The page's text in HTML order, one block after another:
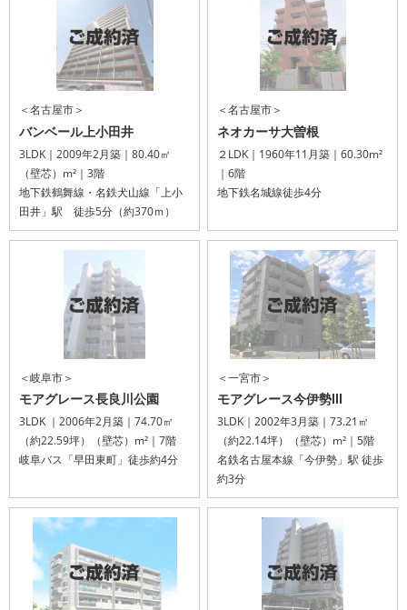
＜名古屋市＞
バンベール上小田井
3LDK｜2009年2月築｜80.40㎡
（壁芯）m²｜3階
地下鉄鶴舞線・名鉄犬山線「上小
田井」駅 徒歩5分（約370ｍ）
＜名古屋市＞
ネオカーサ大曽根
２LDK｜1960年11月築｜60.30m²
｜6階
地下鉄名城線徒歩4分
＜岐阜市＞
モアグレース長良川公園
3LDK ｜2006年2月築｜74.70㎡
（約22.59坪）（壁芯）m²｜7階
岐阜バス「早田東町」徒歩約4分
＜一宮市＞
モアグレース今伊勢Ⅲ
3LDK｜2002年3月築｜73.21㎡
（約22.14坪）（壁芯）m²｜5階
名鉄名古屋本線「今伊勢」駅 徒歩
約3分